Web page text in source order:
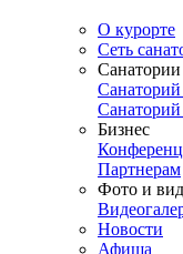
О курорте
Сеть
Санатории
Бизнес
Партнерам
Фото и
Новости
Афиша